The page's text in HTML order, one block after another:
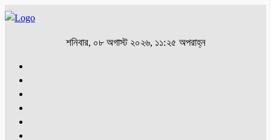
শনিবার, ০৮ অগাস্ট ২০২৬, ১১:২৫ অপরাহ্ন